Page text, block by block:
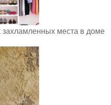
места в доме